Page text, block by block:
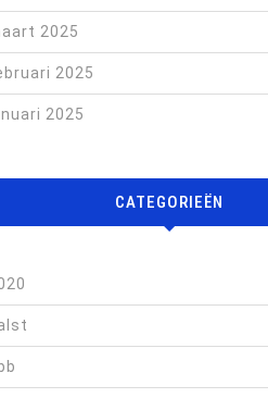
2025
2025
2025
CATEGORIEËN